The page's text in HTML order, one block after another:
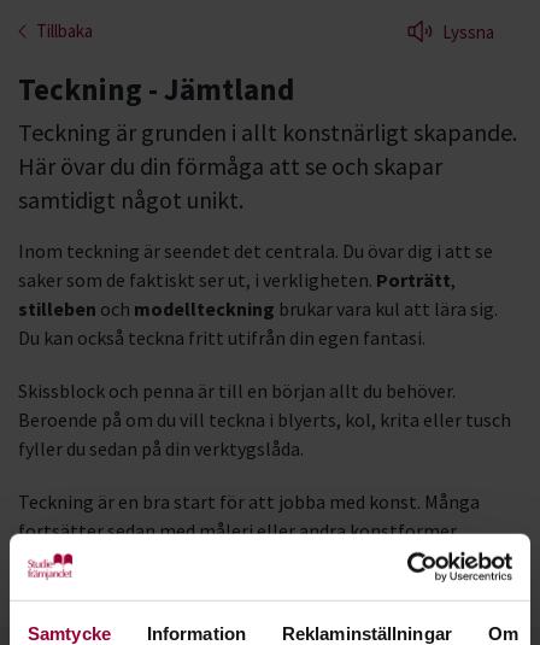
Samtycke Information Reklaminställningar Om
Tillbaka Lyssna
Teckning - Jämtland
Teckning är grunden i allt konstnärligt skapande.
Här övar du din förmåga att se och skapar
samtidigt något unikt.
Inom teckning är seendet det centrala. Du övar dig i att se
saker som de faktiskt ser ut, i verkligheten. Porträtt,
stilleben och modellteckning brukar vara kul att lära sig.
Du kan också teckna fritt utifrån din egen fantasi.
Skissblock och penna är till en början allt du behöver.
Beroende på om du vill teckna i blyerts, kol, krita eller tusch
fyller du sedan på din verktygslåda.
Teckning är en bra start för att jobba med konst. Många
fortsätter sedan med måleri eller andra konstformer.
Populära tekniker att lära sig inom teckning är bland annat
gråskala